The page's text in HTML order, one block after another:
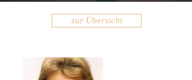
zur Übersicht